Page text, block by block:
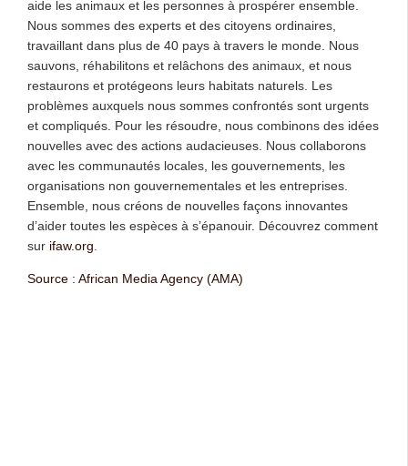
aide les animaux et les personnes à prospérer ensemble.
Nous sommes des experts et des citoyens ordinaires,
travaillant dans plus de 40 pays à travers le monde. Nous
sauvons, réhabilitons et relâchons des animaux, et nous
restaurons et protégeons leurs habitats naturels. Les
problèmes auxquels nous sommes confrontés sont urgents
et compliqués. Pour les résoudre, nous combinons des idées
nouvelles avec des actions audacieuses. Nous collaborons
avec les communautés locales, les gouvernements, les
organisations non gouvernementales et les entreprises.
Ensemble, nous créons de nouvelles façons innovantes
d’aider toutes les espèces à s’épanouir. Découvrez comment
sur ifaw.org
Source : African Media Agency (AMA)